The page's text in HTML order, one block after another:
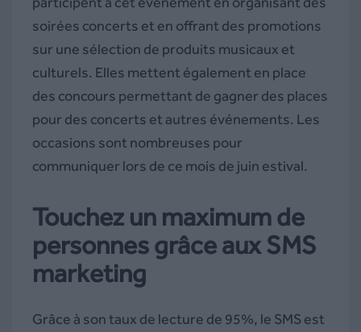
soirées concerts et en offrant des promotions
sur une sélection de produits musicaux et
culturels. Elles mettent également en place
des concours permettant de gagner des places
pour des concerts et autres événements. Les
occasions sont nombreuses pour
communiquer lors de ce mois de juin estival.
Touchez un maximum de
personnes grâce aux SMS
marketing
Grâce à son taux de lecture de 95%, le SMS est